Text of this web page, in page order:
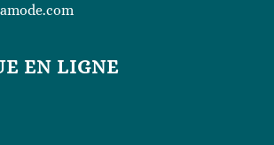
EN LIGNE